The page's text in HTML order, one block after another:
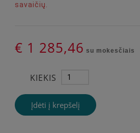
savaičių.
€ 1 285,46 su mokesčiais
KIEKIS
Įdėti į krepšelį